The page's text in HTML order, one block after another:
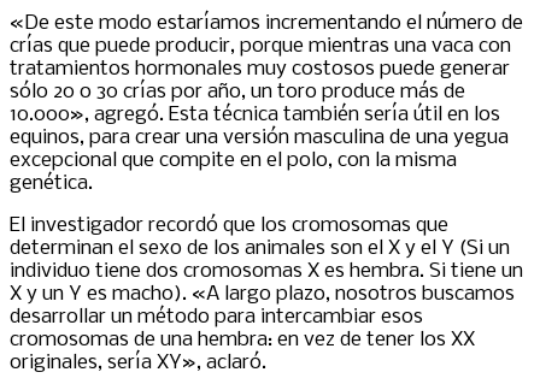
«De este modo estaríamos incrementando el número de
crías que puede producir, porque mientras una vaca con
tratamientos hormonales muy costosos puede generar
sólo 20 o 30 crías por año, un toro produce más de
10.000», agregó. Esta técnica también sería útil en los
equinos, para crear una versión masculina de una yegua
excepcional que compite en el polo, con la misma
genética.
El investigador recordó que los cromosomas que
determinan el sexo de los animales son el X y el Y (Si un
individuo tiene dos cromosomas X es hembra. Si tiene un
X y un Y es macho). «A largo plazo, nosotros buscamos
desarrollar un método para intercambiar esos
cromosomas de una hembra: en vez de tener los XX
originales, sería XY», aclaró.